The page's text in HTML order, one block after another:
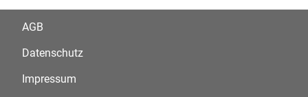
AGB
Datenschutz
Impressum